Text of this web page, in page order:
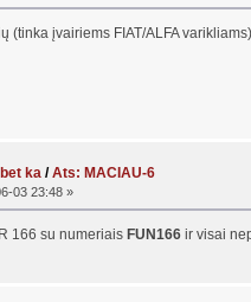
(tinka įvairiems FIAT/ALFA varikliams)
ka /Ats: MACIAU-6
03 23:48 »
166 su numeriais FUN166ir visai